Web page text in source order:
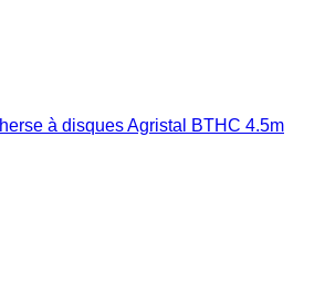
herse à disques Agristal BTHC 4.5m